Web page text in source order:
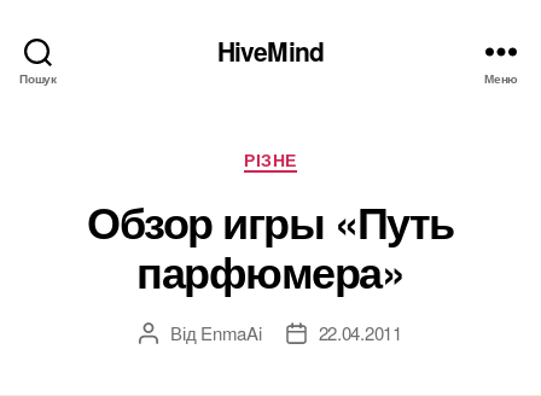
Пошук
HiveMind
Меню
Категорії
РІЗНЕ
Обзор игры «Путь
парфюмера»
Автор
Від EnmaAi
Дата22.04.2011